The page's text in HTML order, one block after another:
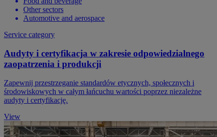
Other sectors
Automotive and aerospace
Service category
Audyty i certyfikacja w zakresie odpowiedzialnego
zaopatrzenia i produkcji
Zapewnij przestrzeganie standardów etycznych, społecznych i
środowiskowych w całym łańcuchu wartości poprzez niezależne
audyty i certyfikację.
View